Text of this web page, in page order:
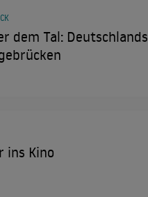
dem Tal: Deutschlands
ins Kino